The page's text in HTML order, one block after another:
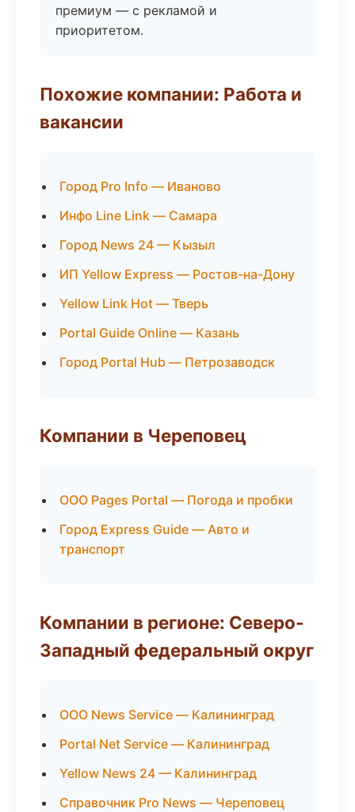
премиум — с рекламой и
приоритетом.
Похожие компании: Работа и
вакансии
Город Pro Info — Иваново
Инфо Line Link — Самара
Город News 24 — Кызыл
ИП Yellow Express — Ростов-на-Дону
Yellow Link Hot — Тверь
Portal Guide Online — Казань
Город Portal Hub — Петрозаводск
Компании в Череповец
ООО Pages Portal — Погода и пробки
Город Express Guide — Авто и
транспорт
Компании в регионе: Северо-
Западный федеральный округ
ООО News Service — Калининград
Portal Net Service — Калининград
Yellow News 24 — Калининград
Справочник Pro News — Череповец